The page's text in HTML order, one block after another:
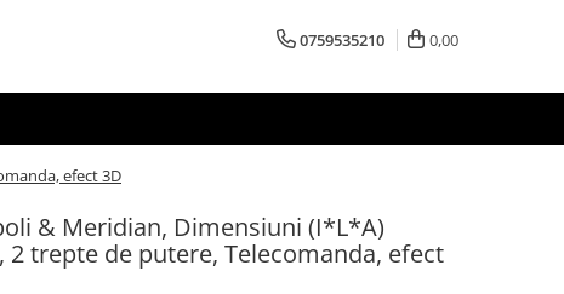
0759535210 0,00
efect 3D
& Meridian, Dimensiuni (I*L*A)
trepte de putere, Telecomanda, efect